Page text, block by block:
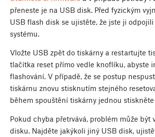
přeneste je na USB disk. Před fyzickým
USB flash disk se ujistěte, že jste ji
systému.
Vložte USB zpět do tiskárny a restartujte
tlačítka reset přímo vedle knoflíku, abyste
flashování. V případě, že se postup
tiskárnu znovu stisknutím stejného
během spouštění tiskárny jednou
Pokud chyba přetrvává, problém může být
disku. Najděte jakýkoli jiný USB disk,